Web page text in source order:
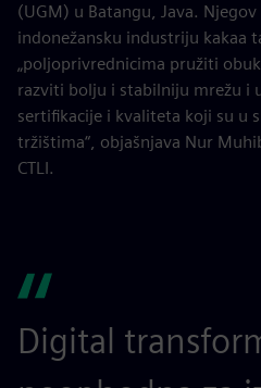
(UGM) u Batangu, Java.
indonežansku industriju kakaa
„poljoprivrednicima pružiti
razviti bolju i stabilniju mrežu i
sertifikacije i kvaliteta koji su u
tržištima“, objašnjava Nur
CTLI.
Digital